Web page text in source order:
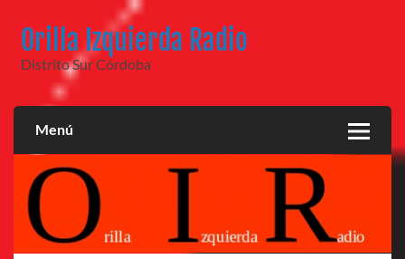
contenido
Orilla Izquierda Radio
Distrito Sur Córdoba
Menú